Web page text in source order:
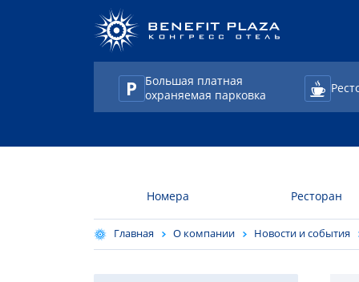
Большая платная
охраняемая парковка
TravelLine
Номера Ресторан
Главная О компании Новости и события